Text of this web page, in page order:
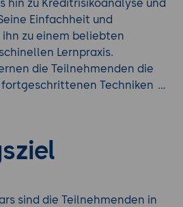
hin zu Kreditrisikoanalyse und
Einfachheit und
zu einem beliebten
Lernpraxis.
die Teilnehmenden die
Techniken
für das Machine
moderner Technologien,
Intelligenz. Die
von AdaBoost vertraut
sind die Teilnehmenden in